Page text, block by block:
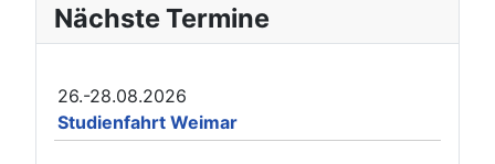
Nächste Termine
26.-28.08.2026
Studienfahrt Weimar